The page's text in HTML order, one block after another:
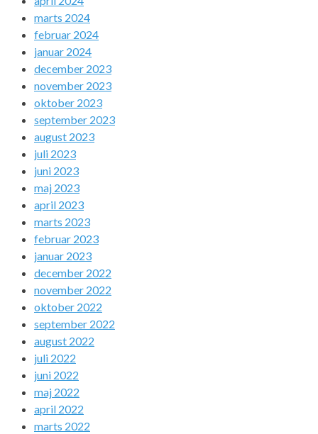
marts 2024
februar 2024
januar 2024
december 2023
november 2023
oktober 2023
september 2023
august 2023
juli 2023
juni 2023
maj 2023
april 2023
marts 2023
februar 2023
januar 2023
december 2022
november 2022
oktober 2022
september 2022
august 2022
juli 2022
juni 2022
maj 2022
april 2022
marts 2022